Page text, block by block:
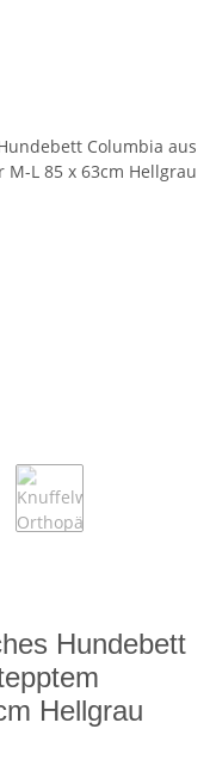
Hundebett
Hellgrau